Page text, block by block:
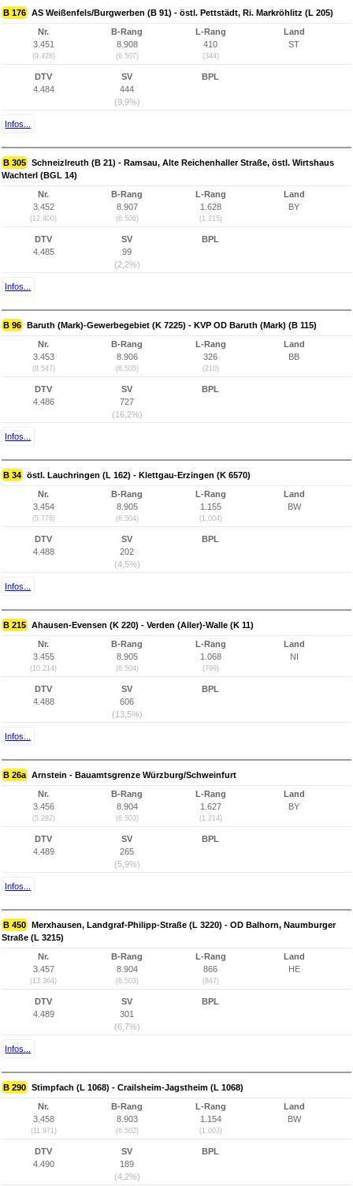
B 176 AS Weißenfels/Burgwerben (B 91) - östl. Pettstädt, Ri. Markröhlitz (L 205)
Nr.
3.451
(9.428)
B-Rang
8.908
(6.507)
L-Rang
410
(344)
Land
ST
DTV
4.484
SV
444
(9,9%)
BPL
Infos...
B 305 Schneizlreuth (B 21) - Ramsau, Alte Reichenhaller Straße, östl. Wirtshaus
Wachterl (BGL 14)
Nr.
3.452
(12.400)
B-Rang
8.907
(6.506)
L-Rang
1.628
(1.215)
Land
BY
DTV
4.485
SV
99
(2,2%)
BPL
Infos...
B 96 Baruth (Mark)-Gewerbegebiet (K 7225) - KVP OD Baruth (Mark) (B 115)
Nr.
3.453
(8.547)
B-Rang
8.906
(6.505)
L-Rang
326
(210)
Land
BB
DTV
4.486
SV
727
(16,2%)
BPL
Infos...
B 34 östl. Lauchringen (L 162) - Klettgau-Erzingen (K 6570)
Nr.
3.454
(5.776)
B-Rang
8.905
(6.504)
L-Rang
1.155
(1.004)
Land
BW
DTV
4.488
SV
202
(4,5%)
BPL
Infos...
B 215 Ahausen-Evensen (K 220) - Verden (Aller)-Walle (K 11)
Nr.
3.455
(10.214)
B-Rang
8.905
(6.504)
L-Rang
1.068
(799)
Land
NI
DTV
4.488
SV
606
(13,5%)
BPL
Infos...
B 26a Arnstein - Bauamtsgrenze Würzburg/Schweinfurt
Nr.
3.456
(5.282)
B-Rang
8.904
(6.503)
L-Rang
1.627
(1.214)
Land
BY
DTV
4.489
SV
265
(5,9%)
BPL
Infos...
B 450 Merxhausen, Landgraf-Philipp-Straße (L 3220) - OD Balhorn, Naumburger
Straße (L 3215)
Nr.
3.457
(13.364)
B-Rang
8.904
(6.503)
L-Rang
866
(847)
Land
HE
DTV
4.489
SV
301
(6,7%)
BPL
Infos...
B 290 Stimpfach (L 1068) - Crailsheim-Jagstheim (L 1068)
Nr.
3.458
(11.971)
B-Rang
8.903
(6.502)
L-Rang
1.154
(1.003)
Land
BW
DTV
4.490
SV
189
(4,2%)
BPL